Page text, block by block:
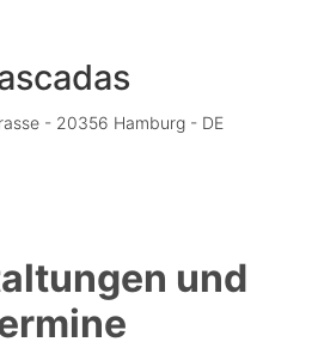
- 20356 Hamburg - DE
und